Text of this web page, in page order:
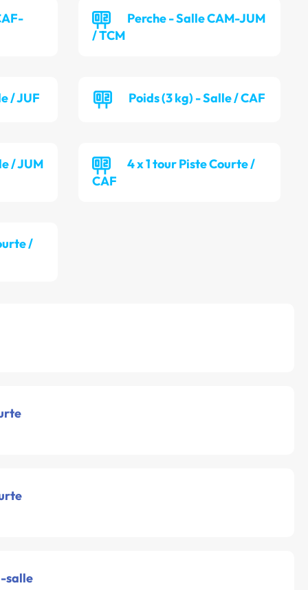
Perche - Salle CAM-JUM
/ TCM
/ JUF Poids (3 kg) - Salle / CAF
/ JUM
4 x 1 tour Piste Courte /
CAF
/
salle